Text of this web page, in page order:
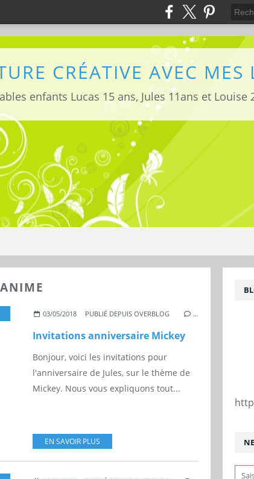
CRÉATIVE AVEC MES
03/05/2018 PUBLIÉ DEPUIS OVERBLOG …
Invitations anniversaire Mickey
Bonjour, voici les invitations pour
l'anniversaire de Jules, sur le thème de
Mickey. Nous vous expliquons tout...
EN SAVOIR PLUS